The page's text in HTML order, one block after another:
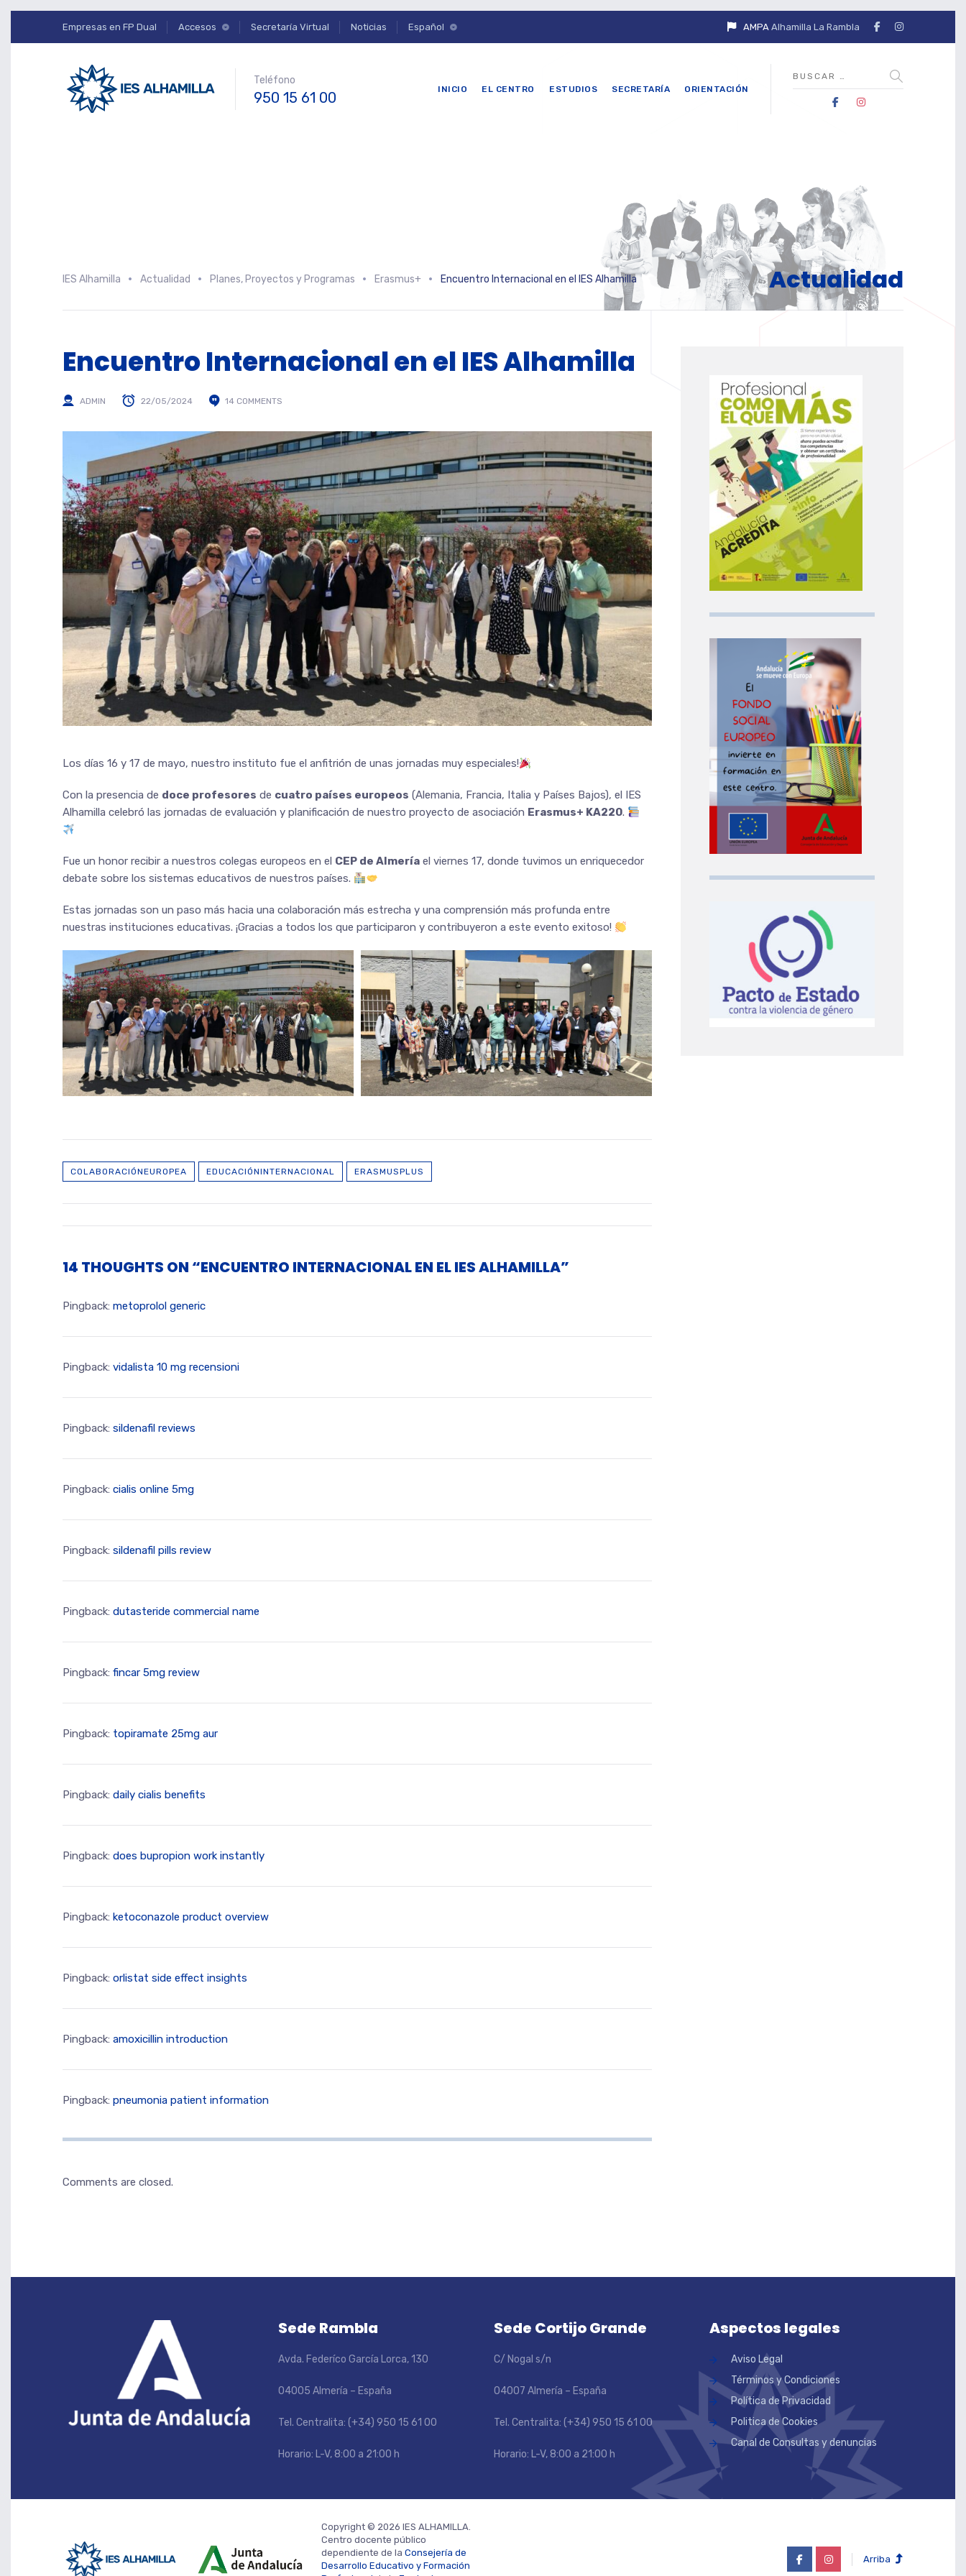
Empresas en FP Dual Accesos Secretaría Virtual Noticias Español AMPA Alhamilla La Rambla
Teléfono
950 15 61 00 INICIO EL CENTRO ESTUDIOS SECRETARÍA ORIENTACIÓN
Actualidad
IES Alhamilla Actualidad Planes, Proyectos y Programas Erasmus+ Encuentro Internacional en el IES Alhamilla
Encuentro Internacional en el IES Alhamilla
ADMIN 22/05/2024 14 COMMENTS
Los días 16 y 17 de mayo, nuestro instituto fue el anfitrión de unas jornadas muy especiales!
Con la presencia de doce profesores de cuatro países europeos (Alemania, Francia, Italia y Países Bajos), el IES
Alhamilla celebró las jornadas de evaluación y planificación de nuestro proyecto de asociación Erasmus+ KA220.
Fue un honor recibir a nuestros colegas europeos en el CEP de Almería el viernes 17, donde tuvimos un enriquecedor
debate sobre los sistemas educativos de nuestros países.
Estas jornadas son un paso más hacia una colaboración más estrecha y una comprensión más profunda entre
nuestras instituciones educativas. ¡Gracias a todos los que participaron y contribuyeron a este evento exitoso!
COLABORACIÓNEUROPEA EDUCACIÓNINTERNACIONAL ERASMUSPLUS
14 THOUGHTS ON “ENCUENTRO INTERNACIONAL EN EL IES ALHAMILLA”
Pingback: metoprolol generic
Pingback: vidalista 10 mg recensioni
Pingback: sildenafil reviews
Pingback: cialis online 5mg
Pingback: sildenafil pills review
Pingback: dutasteride commercial name
Pingback: fincar 5mg review
Pingback: topiramate 25mg aur
Pingback: daily cialis benefits
Pingback: does bupropion work instantly
Pingback: ketoconazole product overview
Pingback: orlistat side effect insights
Pingback: amoxicillin introduction
Pingback: pneumonia patient information
Comments are closed.
Sede Rambla
Avda. Federíco García Lorca, 130
04005 Almería – España
Tel. Centralita: (+34) 950 15 61 00
Horario: L-V, 8:00 a 21:00 h
Sede Cortijo Grande
C/ Nogal s/n
04007 Almería – España
Tel. Centralita: (+34) 950 15 61 00
Horario: L-V, 8:00 a 21:00 h
Aspectos legales
Aviso Legal
Términos y Condiciones
Política de Privacidad
Politica de Cookies
Canal de Consultas y denuncias
Copyright © 2026 IES ALHAMILLA.
Centro docente público
dependiente de la Consejería de
Desarrollo Educativo y Formación
Arriba